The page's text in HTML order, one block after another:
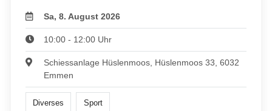
Sa, 8. August 2026
10:00 - 12:00 Uhr
Schiessanlage Hüslenmoos, Hüslenmoos 33, 6032
Emmen
Diverses Sport